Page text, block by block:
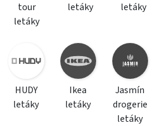
tour
letáky
letáky
letáky
HUDY
letáky
Ikea
letáky
Jasmín
drogerie
letáky